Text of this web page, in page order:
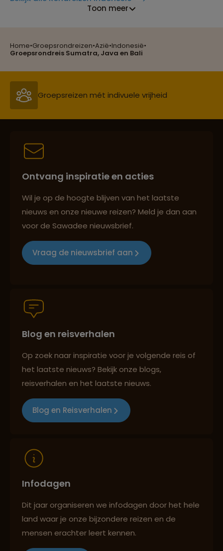
Home•Groepsrondreizen•Azië•Indonesië•
Groepsrondreis Sumatra, Java en Bali
Toon meer
Reizen met oog voor mens, cultuur en milieu
Groepsreizen mét indivuele vrijheid
Persoonlijk en deskundig reisadvies
Reizen met oog voor mens, cultuur en milieu
Persoonlijk en deskundig reisadvies
Best beoordeelde reisroutes
Ontvang inspiratie en acties
Wil je op de hoogte blijven van het laatste
nieuws en onze nieuwe reizen? Meld je dan aan
voor de Sawadee nieuwsbrief.
Vraag de nieuwsbrief aan
Blog en reisverhalen
Op zoek naar inspiratie voor je volgende reis of
het laatste nieuws? Bekijk onze blogs,
reisverhalen en het laatste nieuws.
Blog en Reisverhalen
Infodagen
Dit jaar organiseren we infodagen door het hele
land waar je onze bijzondere reizen en de
mensen erachter leert kennen.